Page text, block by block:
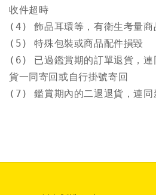
收件超時
(4) 飾品耳環等，有衛生考量商
(5) 特殊包裝或商品配件損毀
(6) 已過鑑賞期的訂單退貨，連
貨一同寄回或自行掛號寄回
(7) 鑑賞期內的二退退貨，連同